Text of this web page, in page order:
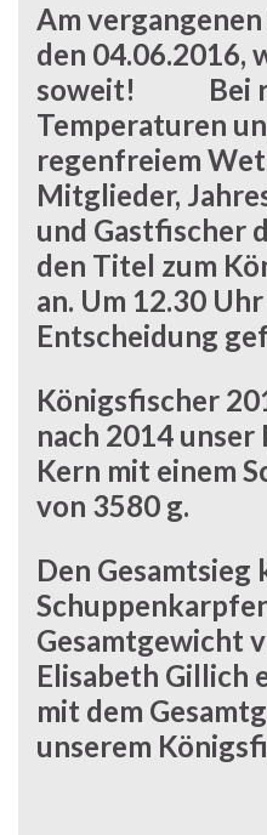
Am
den 04.06.2016,
soweit! Bei
Temperaturen
regenfreiem
Mitglieder,
und Gastfischer
den Titel zum
an. Um 12.30
Entscheidung
Königsfischer
nach 2014
Kern mit einem
von 3580 g.
Den Gesamtsieg
Gesamtgewicht
Elisabeth Gillich
mit dem
unserem